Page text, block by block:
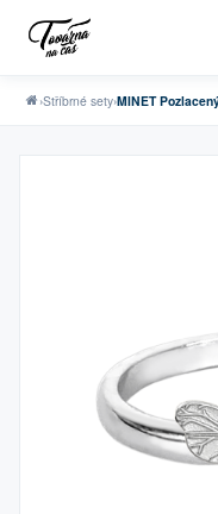
›Stříbrné sety›MINET